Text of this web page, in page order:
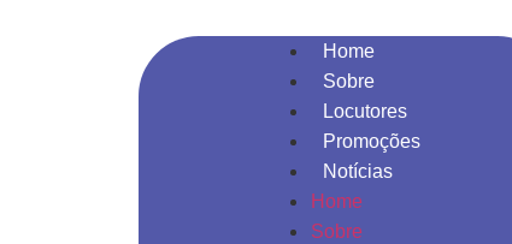
Home
Sobre
Locutores
Promoções
Notícias
Home
Sobre